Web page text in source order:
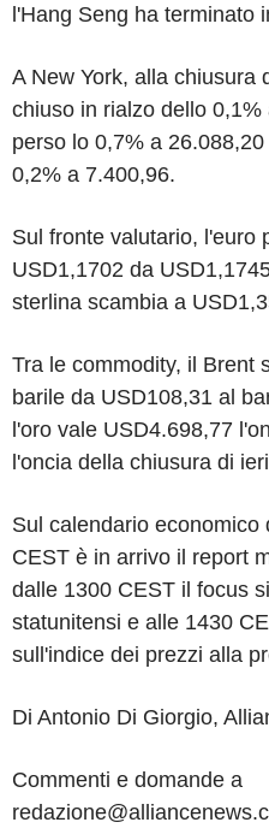
l'Hang Seng ha terminato
A New York, alla chiusura
chiuso in rialzo dello
perso lo 0,7% a
0,2% a 7.400,96.
Sul fronte valutario, l'euro
USD1,1702 da
sterlina scambia a
Tra le commodity, il Brent
barile da USD108,31 al
l'oro vale USD4.698,77
l'oncia della chiusura di
Sul calendario
CEST è in arrivo il report
dalle 1300 CEST il focus
statunitensi e alle 1430
sull'indice dei prezzi alla
Di Antonio Di Giorgio,
Commenti e domande a